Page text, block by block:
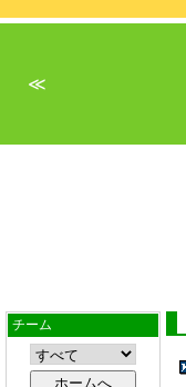
≪
チーム